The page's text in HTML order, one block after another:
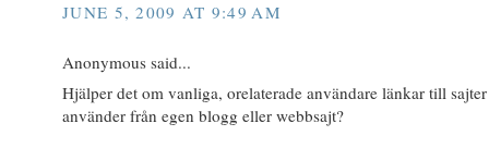
JUNE 5, 2009 AT 9:49 AM
Anonymous said...
Hjälper det om vanliga, orelaterade användare länkar till
använder från egen blogg eller webbsajt?